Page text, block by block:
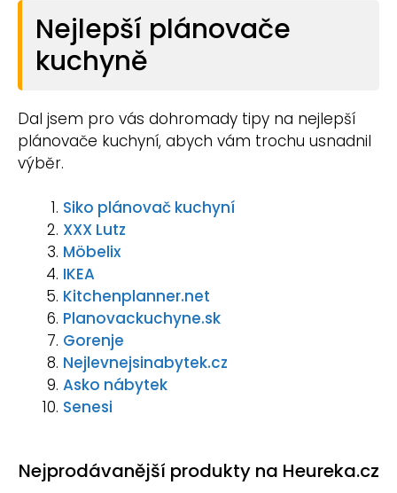
Nejlepší plánovače
kuchyně
Dal jsem pro vás dohromady tipy na nejlepší
plánovače kuchyní, abych vám trochu usnadnil
výběr.
Siko plánovač kuchyní
XXX Lutz
Möbelix
IKEA
Kitchenplanner.net
Planovackuchyne.sk
Gorenje
Nejlevnejsinabytek.cz
Asko nábytek
Senesi
Nejprodávanější produkty na Heureka.cz